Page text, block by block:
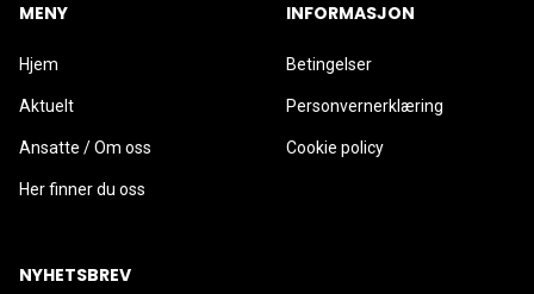
MENY
Hjem
Aktuelt
Ansatte / Om oss
Her finner du oss
INFORMASJON
Betingelser
Personvernerklæring
Cookie policy
NYHETSBREV